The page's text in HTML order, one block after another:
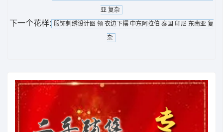
亚 复杂
下一个花样: 服饰刺绣设计图 领 衣边下摆 中东阿拉伯 泰国 印尼 东南亚 复
杂